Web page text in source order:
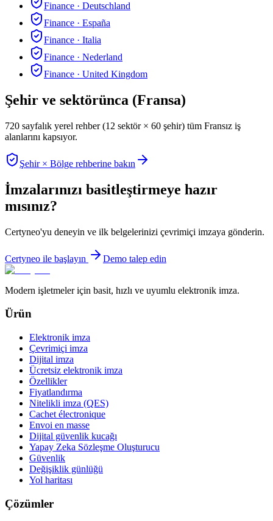
Finance · Deutschland
Finance · España
Finance · Italia
Finance · Nederland
Finance · United Kingdom
Şehir ve sektörünca (Fransa)
720 sayfalık yerel rehber (12 sektör × 60 şehir) tüm Fransız iş
alanlarını kapsıyor.
Şehir × Bölge rehberine bakın
İmzalarınızı basitleştirmeye hazır
mısınız?
Certyneo'yu deneyin ve ilk belgelerinizi çevrimiçi imzaya gönderin.
Certyneo ile başlayın Demo talep edin
Modern işletmeler için basit, hızlı ve uyumlu elektronik imza.
Ürün
Elektronik imza
Çevrimiçi imza
Dijital imza
Ücretsiz elektronik imza
Özellikler
Fiyatlandırma
Nitelikli imza (QES)
Cachet électronique
Envoi en masse
Dijital güvenlik kucağı
Yapay Zeka Sözleşme Oluşturucu
Güvenlik
Değişiklik günlüğü
Yol haritası
Çözümler